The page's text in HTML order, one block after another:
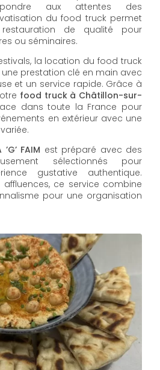
aux attentes des
du food truck permet
de qualité pour
ou séminaires.
la location du food truck
prestation clé en main avec
et un service rapide. Grâce à
food truck à Châtillon-sur-
dans toute la France pour
en extérieur avec une
’G’ FAIM est préparé avec des
sélectionnés pour
gustative authentique.
ce service combine
pour une organisation